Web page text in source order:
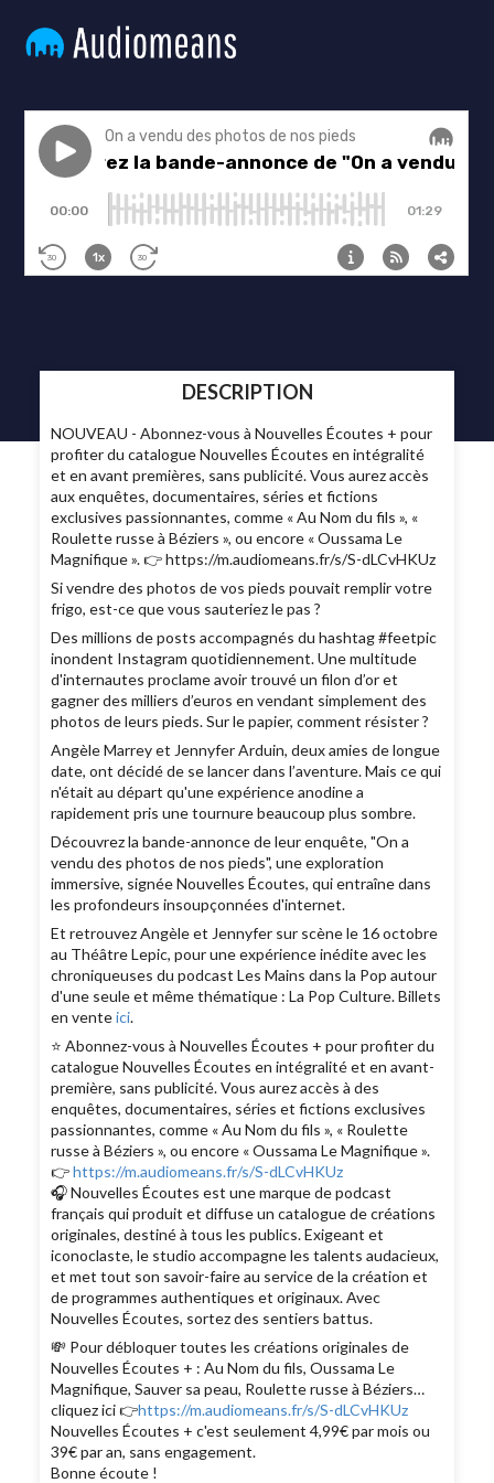
DESCRIPTION
NOUVEAU - Abonnez-vous à Nouvelles Écoutes + pour
profiter du catalogue Nouvelles Écoutes en intégralité
et en avant premières, sans publicité. Vous aurez accès
aux enquêtes, documentaires, séries et fictions
exclusives passionnantes, comme « Au Nom du fils », «
Roulette russe à Béziers », ou encore « Oussama Le
Magnifique ». 👉 https://m.audiomeans.fr/s/S-dLCvHKUz
Si vendre des photos de vos pieds pouvait remplir votre
frigo, est-ce que vous sauteriez le pas ?
Des millions de posts accompagnés du hashtag #feetpic
inondent Instagram quotidiennement. Une multitude
d'internautes proclame avoir trouvé un filon d’or et
gagner des milliers d’euros en vendant simplement des
photos de leurs pieds. Sur le papier, comment résister ?
Angèle Marrey et Jennyfer Arduin, deux amies de longue
date, ont décidé de se lancer dans l’aventure. Mais ce qui
n'était au départ qu'une expérience anodine a
rapidement pris une tournure beaucoup plus sombre.
Découvrez la bande-annonce de leur enquête, "On a
vendu des photos de nos pieds", une exploration
immersive, signée Nouvelles Écoutes, qui entraîne dans
les profondeurs insoupçonnées d'internet.
Et retrouvez Angèle et Jennyfer sur scène le 16 octobre
au Théâtre Lepic, pour une expérience inédite avec les
chroniqueuses du podcast Les Mains dans la Pop autour
d'une seule et même thématique : La Pop Culture. Billets
en venteici.
⭐️ Abonnez-vous à Nouvelles Écoutes + pour profiter du
catalogue Nouvelles Écoutes en intégralité et en avant-
première, sans publicité. Vous aurez accès à des
enquêtes, documentaires, séries et fictions exclusives
passionnantes, comme « Au Nom du fils », « Roulette
russe à Béziers », ou encore « Oussama Le Magnifique ».
👉https://m.audiomeans.fr/s/S-dLCvHKUz
🎧 Nouvelles Écoutes est une marque de podcast
français qui produit et diffuse un catalogue de créations
originales, destiné à tous les publics. Exigeant et
iconoclaste, le studio accompagne les talents audacieux,
et met tout son savoir-faire au service de la création et
de programmes authentiques et originaux. Avec
Nouvelles Écoutes, sortez des sentiers battus.
💸 Pour débloquer toutes les créations originales de
Nouvelles Écoutes + : Au Nom du fils, Oussama Le
Magnifique, Sauver sa peau, Roulette russe à Béziers…
cliquez ici 👉https://m.audiomeans.fr/s/S-dLCvHKUz
Nouvelles Écoutes + c'est seulement 4,99€ par mois ou
39€ par an, sans engagement.
Bonne écoute !